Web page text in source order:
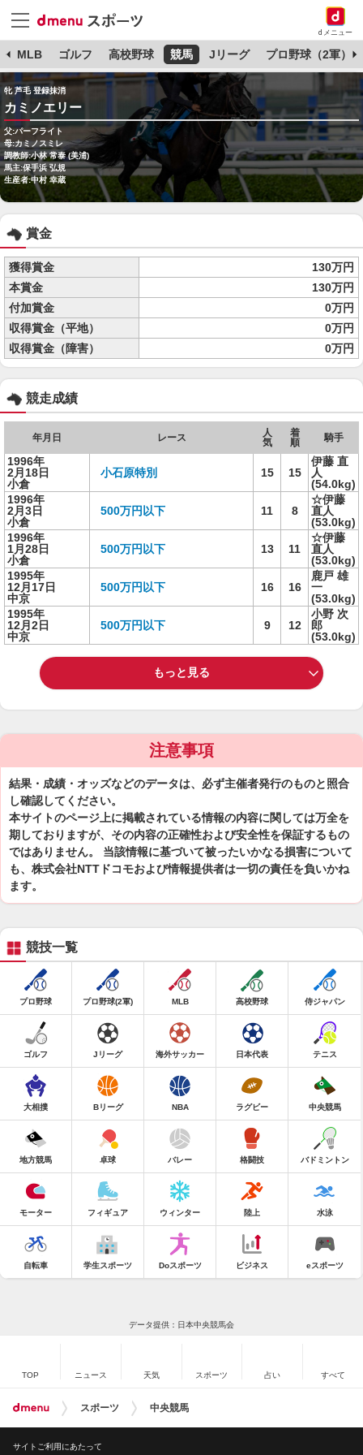
dメニュー
MLB ゴルフ 高校野球 競馬 Jリーグ プロ野球（2軍）
牝 芦毛 登録抹消
カミノエリー
父:パーフライト
母:カミノスミレ
調教師:小林 常泰 (美浦)
馬主:保手浜 弘規
生産者:中村 幸蔵
賞金
獲得賞金
130万円
本賞金
130万円
付加賞金
0万円
収得賞金（平地）
0万円
収得賞金（障害）
0万円
競走成績
年月日 レース
人
気
着
順
騎手
1996年
2月18日
小倉
小石原特別 15 15
伊藤 直
人
(54.0kg)
1996年
2月3日
小倉
500万円以下 11 8
☆伊藤
直人
(53.0kg)
1996年
1月28日
小倉
500万円以下 13 11
☆伊藤
直人
(53.0kg)
1995年
12月17日
中京
500万円以下 16 16
鹿戸 雄
一
(53.0kg)
1995年
12月2日
中京
500万円以下 9 12
小野 次
郎
(53.0kg)
もっと見る
注意事項
結果・成績・オッズなどのデータは、必ず主催者発行のものと照合
し確認してください。
本サイトのページ上に掲載されている情報の内容に関しては万全を
期しておりますが、その内容の正確性および安全性を保証するもの
ではありません。 当該情報に基づいて被ったいかなる損害について
も、株式会社NTTドコモおよび情報提供者は一切の責任を負いかね
ます。
競技一覧
プロ野球 プロ野球(2軍) MLB 高校野球 侍ジャパン
ゴルフ Jリーグ 海外サッカー 日本代表 テニス
大相撲 Bリーグ NBA ラグビー 中央競馬
地方競馬 卓球 バレー 格闘技 バドミントン
モーター フィギュア ウィンター 陸上 水泳
自転車 学生スポーツ Doスポーツ ビジネス eスポーツ
データ提供：日本中央競馬会
TOP ニュース 天気 スポーツ 占い すべて
スポーツ 中央競馬
サイトご利用にあたって